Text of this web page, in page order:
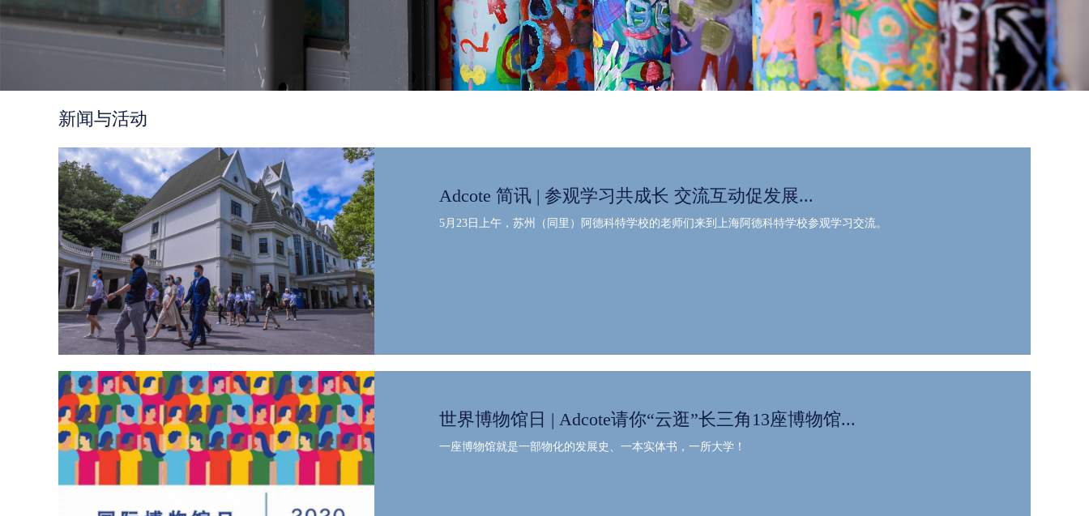
新闻与活动
Adcote 简讯 | 参观学习共成长 交流互动促发展...
5月23日上午，苏州（同里）阿德科特学校的老师们来到上海阿德科特学校参观学习交流。
世界博物馆日 | Adcote请你“云逛”长三角13座博物馆...
一座博物馆就是一部物化的发展史、一本实体书，一所大学！